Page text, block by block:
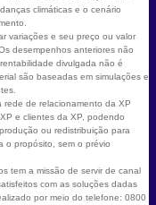
climáticas e o cenário
variações e seu preço ou valor
desempenhos anteriores não
divulgada não é
são baseadas em simulações e
rede de relacionamento da XP
e clientes da XP, podendo
ou redistribuição para
o propósito, sem o prévio
tem a missão de servir de canal
com as soluções dadas
por meio do telefone: 0800